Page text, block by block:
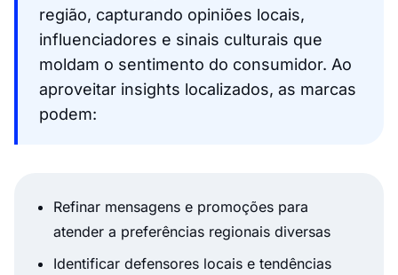
região, capturando opiniões locais,
influenciadores e sinais culturais que
moldam o sentimento do consumidor. Ao
aproveitar insights localizados, as marcas
podem:
Refinar mensagens e promoções para
atender a preferências regionais diversas
Identificar defensores locais e tendências